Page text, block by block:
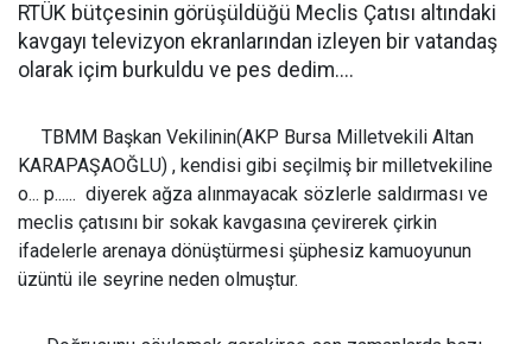
RTÜK bütçesinin görüşüldüğü Meclis Çatısı altındaki
kavgayı televizyon ekranlarından izleyen bir vatandaş
olarak içim burkuldu ve pes dedim....
TBMM Başkan Vekilinin(AKP Bursa Milletvekili Altan
KARAPAŞAOĞLU) , kendisi gibi seçilmiş bir milletvekiline
o... p...... diyerek ağza alınmayacak sözlerle saldırması ve
meclis çatısını bir sokak kavgasına çevirerek çirkin
ifadelerle arenaya dönüştürmesi şüphesiz kamuoyunun
üzüntü ile seyrine neden olmuştur.